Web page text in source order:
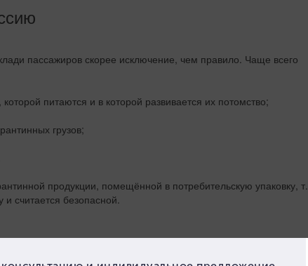
пассажиров скорее исключение, чем правило. Чаще всего
питаются и в которой развивается их потомство;
грузов;
продукции, помещённой в потребительскую упаковку, т.
и считается безопасной.